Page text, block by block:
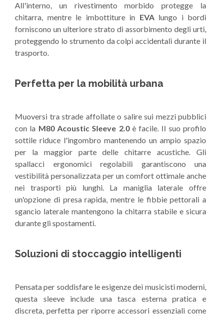
All'interno, un rivestimento morbido protegge la
chitarra, mentre le imbottiture in EVAlungo i bordi
forniscono un ulteriore strato di assorbimento degli urti,
proteggendo lo strumento da colpi accidentali durante il
trasporto.
Perfetta per la mobilità urbana
Muoversi tra strade affollate o salire sui mezzi pubblici
con la M80 Acoustic Sleeve 2.0è facile. Il suo profilo
sottile riduce l'ingombro mantenendo un ampio spazio
per la maggior parte delle chitarre acustiche. Gli
spallacci ergonomici regolabili garantiscono una
vestibilità personalizzata per un comfort ottimale anche
nei trasporti più lunghi. La maniglia laterale offre
un'opzione di presa rapida, mentre le fibbie pettorali a
sgancio laterale mantengono la chitarra stabile e sicura
durante gli spostamenti.
Soluzioni di stoccaggio intelligenti
Pensata per soddisfare le esigenze dei musicisti moderni,
questa sleeve include una tasca esterna pratica e
discreta, perfetta per riporre accessori essenziali come